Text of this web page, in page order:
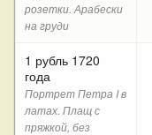
розетки. Арабески
на груди
1 рубль 1720
года
Портрет Петра I в
латах. Плащ с
пряжкой, без